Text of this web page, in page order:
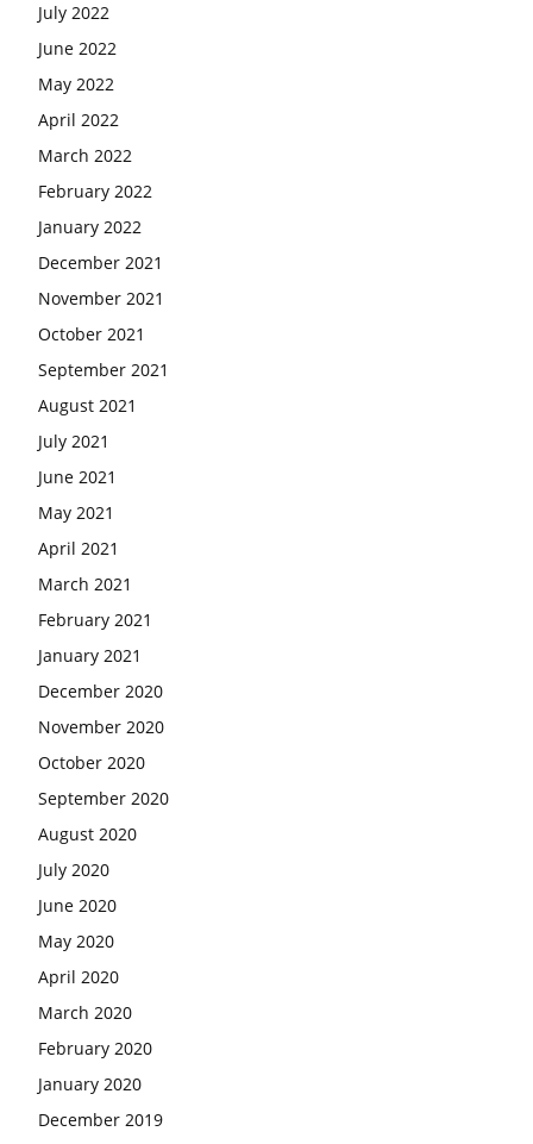
July 2022
June 2022
May 2022
April 2022
March 2022
February 2022
January 2022
December 2021
November 2021
October 2021
September 2021
August 2021
July 2021
June 2021
May 2021
April 2021
March 2021
February 2021
January 2021
December 2020
November 2020
October 2020
September 2020
August 2020
July 2020
June 2020
May 2020
April 2020
March 2020
February 2020
January 2020
December 2019